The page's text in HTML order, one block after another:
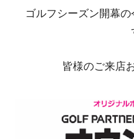
ゴルフシーズン開幕
皆様のご来店